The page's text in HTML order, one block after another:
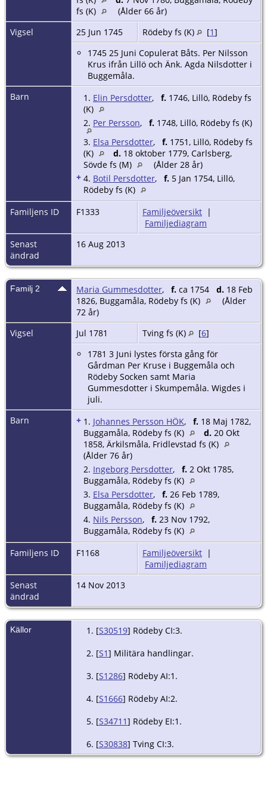
fs (K)
(Ålder 66 år)
Vigsel
25 Jun 1745 Rödeby fs (K) [1]
1745 25 Juni Copulerat Båts. Per Nilsson
Krus ifrån Lillö och Änk. Agda Nilsdotter i
Buggemåla.
Barn
1. Elin Persdotter, f. 1746, Lillö, Rödeby fs
(K)
2. Per Persson, f. 1748, Lillö, Rödeby fs (K)
3. Elsa Persdotter, f. 1751, Lillö, Rödeby fs
(K)
d. 18 oktober 1779, Carlsberg,
Sövde fs (M)
(Ålder 28 år)
+ 4. Botil Persdotter, f. 5 Jan 1754, Lillö,
Rödeby fs (K)
Familjens ID
F1333 Familjeöversikt |
Familjediagram
Senast
ändrad
16 Aug 2013
Familj 2 Maria Gummesdotter, f. ca 1754 d. 18 Feb
1826, Buggamåla, Rödeby fs (K)
(Ålder
72 år)
Vigsel
Jul 1781 Tving fs (K) [6]
1781 3 Juni lystes första gång för
Gårdman Per Kruse i Buggemåla och
Rödeby Socken samt Maria
Gummesdotter i Skumpemåla. Wigdes i
juli.
Barn
+ 1. Johannes Persson HÖK, f. 18 Maj 1782,
Buggamåla, Rödeby fs (K)
d. 20 Okt
1858, Ärkilsmåla, Fridlevstad fs (K)
(Ålder 76 år)
2. Ingeborg Persdotter, f. 2 Okt 1785,
Buggamåla, Rödeby fs (K)
3. Elsa Persdotter, f. 26 Feb 1789,
Buggamåla, Rödeby fs (K)
4. Nils Persson, f. 23 Nov 1792,
Buggamåla, Rödeby fs (K)
Familjens ID
F1168 Familjeöversikt |
Familjediagram
Senast
ändrad
14 Nov 2013
Källor [S30519] Rödeby CI:3.
[S1] Militära handlingar.
[S1286] Rödeby AI:1.
[S1666] Rödeby AI:2.
[S34711] Rödeby EI:1.
[S30838] Tving CI:3.